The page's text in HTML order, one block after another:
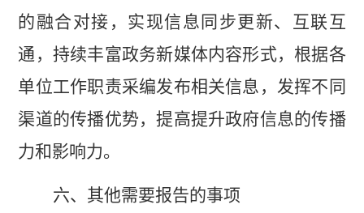
的融合对接，实现信息同步更新、互联互
通，持续丰富政务新媒体内容形式，根据各
单位工作职责采编发布相关信息，发挥不同
渠道的传播优势，提高提升政府信息的传播
力和影响力。
六、其他需要报告的事项